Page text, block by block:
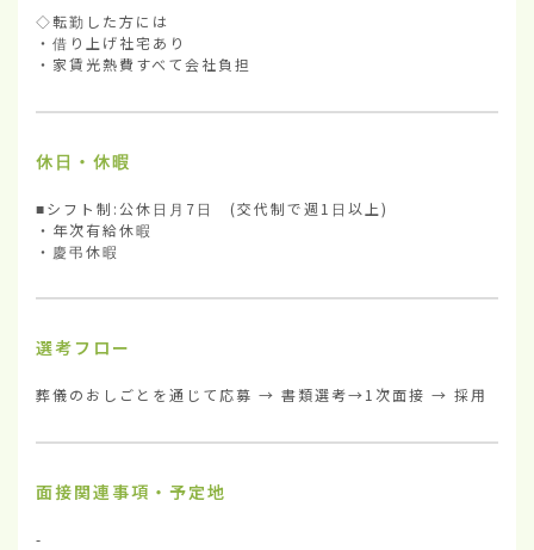
◇転勤した方には
・借り上げ社宅あり
・家賃光熱費すべて会社負担
休日・休暇
■シフト制:公休日月7日　(交代制で週1日以上)
・年次有給休暇
・慶弔休暇
選考フロー
葬儀のおしごとを通じて応募 → 書類選考→1次面接 → 採用
面接関連事項・予定地
-